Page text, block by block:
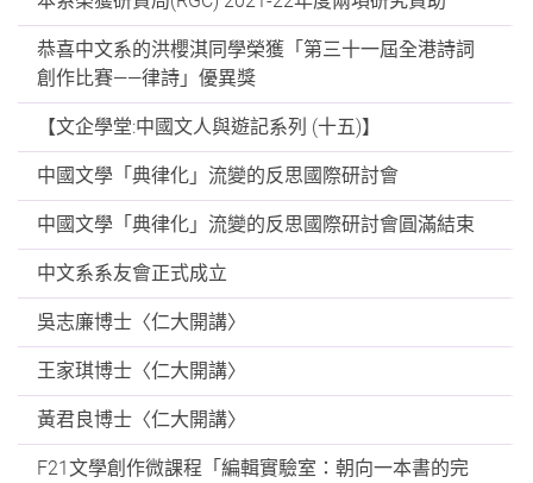
恭喜中文系的洪櫻淇同學榮獲「第三十一屆全港詩詞
創作比賽——律詩」優異獎
【文企學堂:中國文人與遊記系列 (十五)】
中國文學「典律化」流變的反思國際研討會
中國文學「典律化」流變的反思國際研討會圓滿結束
中文系系友會正式成立
吳志廉博士〈仁大開講〉
王家琪博士〈仁大開講〉
黃君良博士〈仁大開講〉
F21文學創作微課程「編輯實驗室：朝向一本書的完